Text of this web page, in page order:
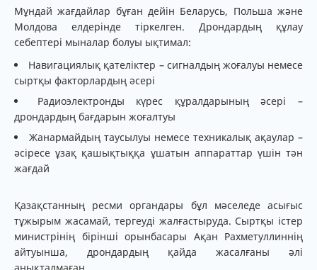
Мұндай жағдайлар бұған дейін Беларусь, Польша және
Молдова елдерінде тіркелген. Дрондардың құлау
себептері мыналар болуы ықтимал:
Навигациялық қателіктер – сигналдың жоғалуы немесе
сыртқы факторлардың әсері
Радиоэлектронды күрес құралдарының әсері –
дрондардың бағдарын жоғалтуы
Жанармайдың таусылуы немесе техникалық ақаулар –
әсіресе ұзақ қашықтыққа ұшатын аппараттар үшін тән
жағдай
Қазақстанның ресми органдары бұл мәселеде асығыс
тұжырым жасамай, тергеуді жалғастыруда. Сыртқы істер
министрінің бірінші орынбасары Ақан Рахметуллиннің
айтуынша, дрондардың қайда жасалғаны әлі